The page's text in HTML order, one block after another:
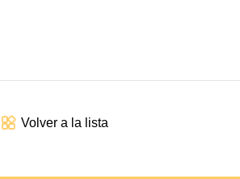
Volver a la lista